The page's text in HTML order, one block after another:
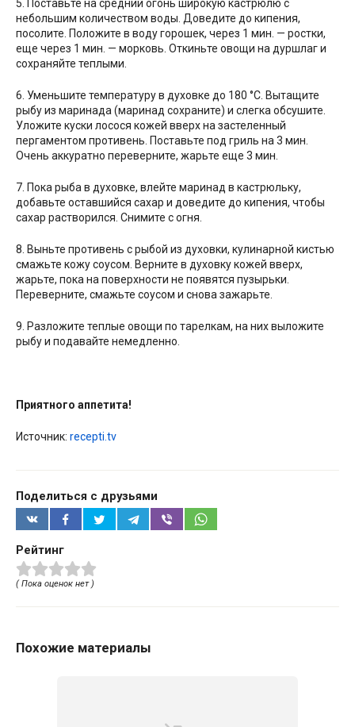
5. Поставьте на средний огонь широкую кастрюлю с
небольшим количеством воды. Доведите до кипения,
посолите. Положите в воду горошек, через 1 мин. — ростки,
еще через 1 мин. — морковь. Откиньте овощи на дуршлаг и
сохраняйте теплыми.
6. Уменьшите температуру в духовке до 180 °С. Вытащите
рыбу из маринада (маринад сохраните) и слегка обсушите.
Уложите куски лосося кожей вверх на застеленный
пергаментом противень. Поставьте под гриль на 3 мин.
Очень аккуратно переверните, жарьте еще 3 мин.
7. Пока рыба в духовке, влейте маринад в кастрюльку,
добавьте оставшийся сахар и доведите до кипения, чтобы
сахар растворился. Снимите с огня.
8. Выньте противень с рыбой из духовки, кулинарной кистью
смажьте кожу соусом. Верните в духовку кожей вверх,
жарьте, пока на поверхности не появятся пузырьки.
Переверните, смажьте соусом и снова зажарьте.
9. Разложите теплые овощи по тарелкам, на них выложите
рыбу и подавайте немедленно.
Приятного аппетита!
Источник: recepti.tv
Поделиться с друзьями
Рейтинг
( Пока оценок нет )
Похожие материалы